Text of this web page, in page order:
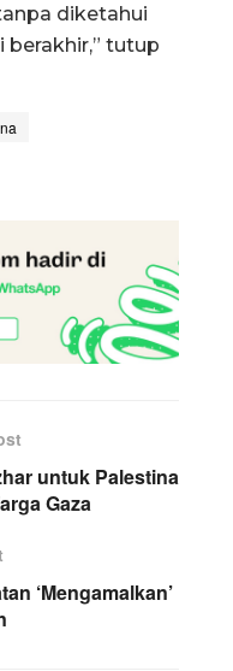
diketahui
berakhir,” tutup
untuk Palestina
Gaza
‘Mengamalkan’